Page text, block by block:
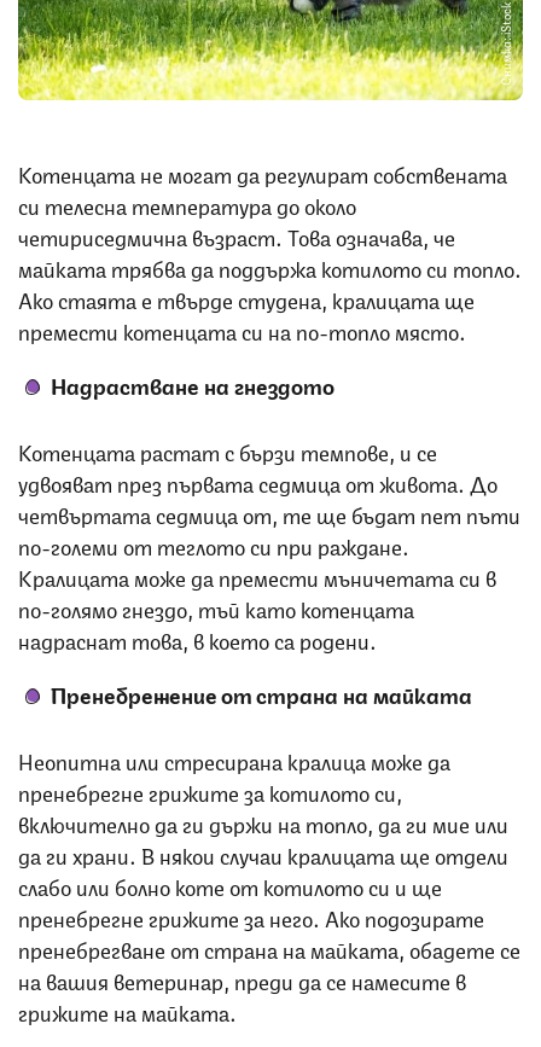
Снимка: iStock
Котенцата не могат да регулират собствената
си телесна температура до около
четириседмична възраст. Това означава, че
майката трябва да поддържа котилото си топло.
Ако стаята е твърде студена, кралицата ще
премести котенцата си на по-топло място.
Надрастване на гнездото
Котенцата растат с бързи темпове, и се
удвояват през първата седмица от живота. До
четвъртата седмица от, те ще бъдат пет пъти
по-големи от теглото си при раждане.
Кралицата може да премести мъничетата си в
по-голямо гнездо, тъй като котенцата
надраснат това, в което са родени.
Пренебрежение от страна на майката
Неопитна или стресирана кралица може да
пренебрегне грижите за котилото си,
включително да ги държи на топло, да ги мие или
да ги храни. В някои случаи кралицата ще отдели
слабо или болно коте от котилото си и ще
пренебрегне грижите за него. Ако подозирате
пренебрегване от страна на майката, обадете се
на вашия ветеринар, преди да се намесите в
грижите на майката.